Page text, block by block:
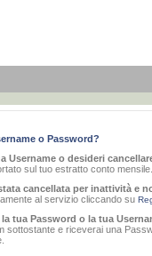
o Password?
Username o desideri
sul tuo estratto conto mensile.
cancellata per inattività e
al servizio cliccando su
tua Password o la tua
sottostante e riceverai una